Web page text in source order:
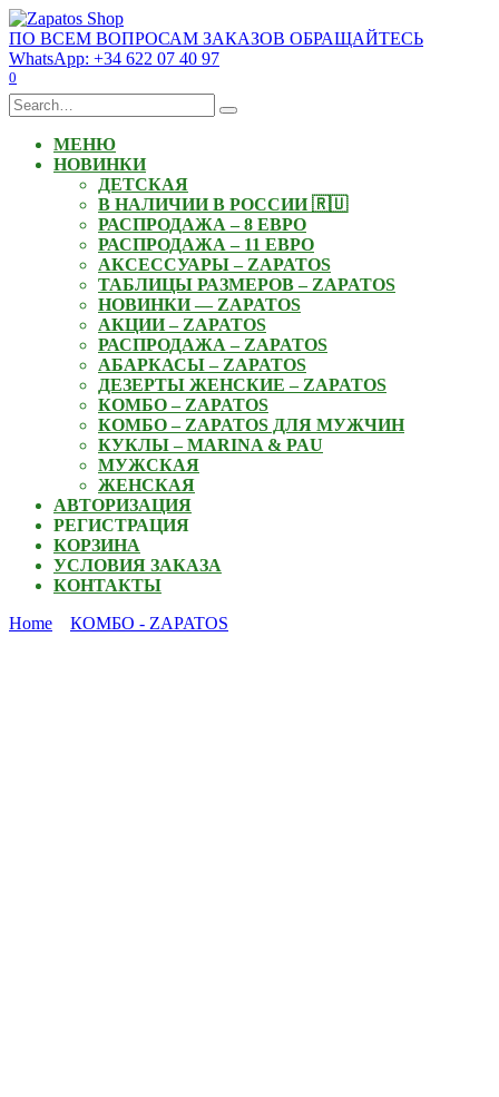
Skip
to
content
ПО ВСЕМ ВОПРОСАМ ЗАКАЗОВ ОБРАЩАЙТЕСЬ
WhatsApp: +34 622 07 40 97
0
Search
for:
МЕНЮ
НОВИНКИ
ДЕТСКАЯ
В НАЛИЧИИ В РОССИИ 🇷🇺
РАСПРОДАЖА – 8 ЕВРО
РАСПРОДАЖА – 11 ЕВРО
АКСЕССУАРЫ – ZAPATOS
ТАБЛИЦЫ РАЗМЕРОВ – ZAPATOS
НОВИНКИ — ZAPATOS
АКЦИИ – ZAPATOS
РАСПРОДАЖА – ZAPATOS
АБАРКАСЫ – ZAPATOS
ДЕЗЕРТЫ ЖЕНСКИЕ – ZAPATOS
КОМБО – ZAPATOS
КОМБО – ZAPATOS ДЛЯ МУЖЧИН
КУКЛЫ – MARINA & PAU
МУЖСКАЯ
ЖЕНСКАЯ
АВТОРИЗАЦИЯ
РЕГИСТРАЦИЯ
КОРЗИНА
УСЛОВИЯ ЗАКАЗА
КОНТАКТЫ
Home
КОМБО - ZAPATOS